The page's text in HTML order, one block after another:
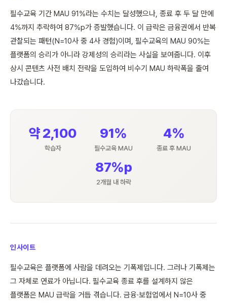
필수교육 기간 MAU 91%라는 수치는 달성했으나, 종료 후 두 달 만에
4%까지 추락하여 87%p가 증발했습니다. 이 급락은 금융권에서 반복
관찰되는 패턴(N=10사 중 4사 경험)이며, 필수교육의 MAU 90%는
플랫폼의 승리가 아니라 강제성의 승리라는 사실을 보여줍니다. 이후
상시 콘텐츠 사전 배치 전략을 도입하여 비수기 MAU 하락폭을 줄여
나갔습니다.
약 2,100
학습자
91%
필수교육 MAU
4%
종료 후 MAU
87%p
2개월 내 하락
인사이트
필수교육은 플랫폼에 사람을 데려오는 기폭제입니다. 그러나 기폭제는
그 자체로 연료가 아닙니다. 필수교육 종료 후를 설계하지 않은
플랫폼은 MAU 급락을 거듭 겪습니다. 금융·보험업에서 N=10사 중